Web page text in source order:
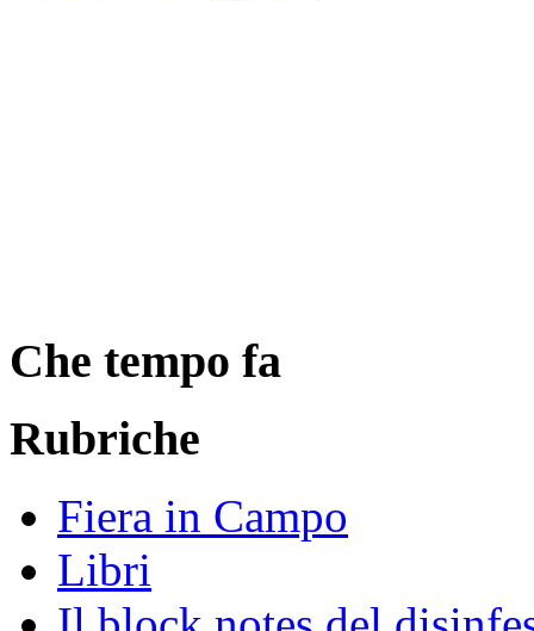
Che tempo fa
Rubriche
Fiera in Campo
Libri